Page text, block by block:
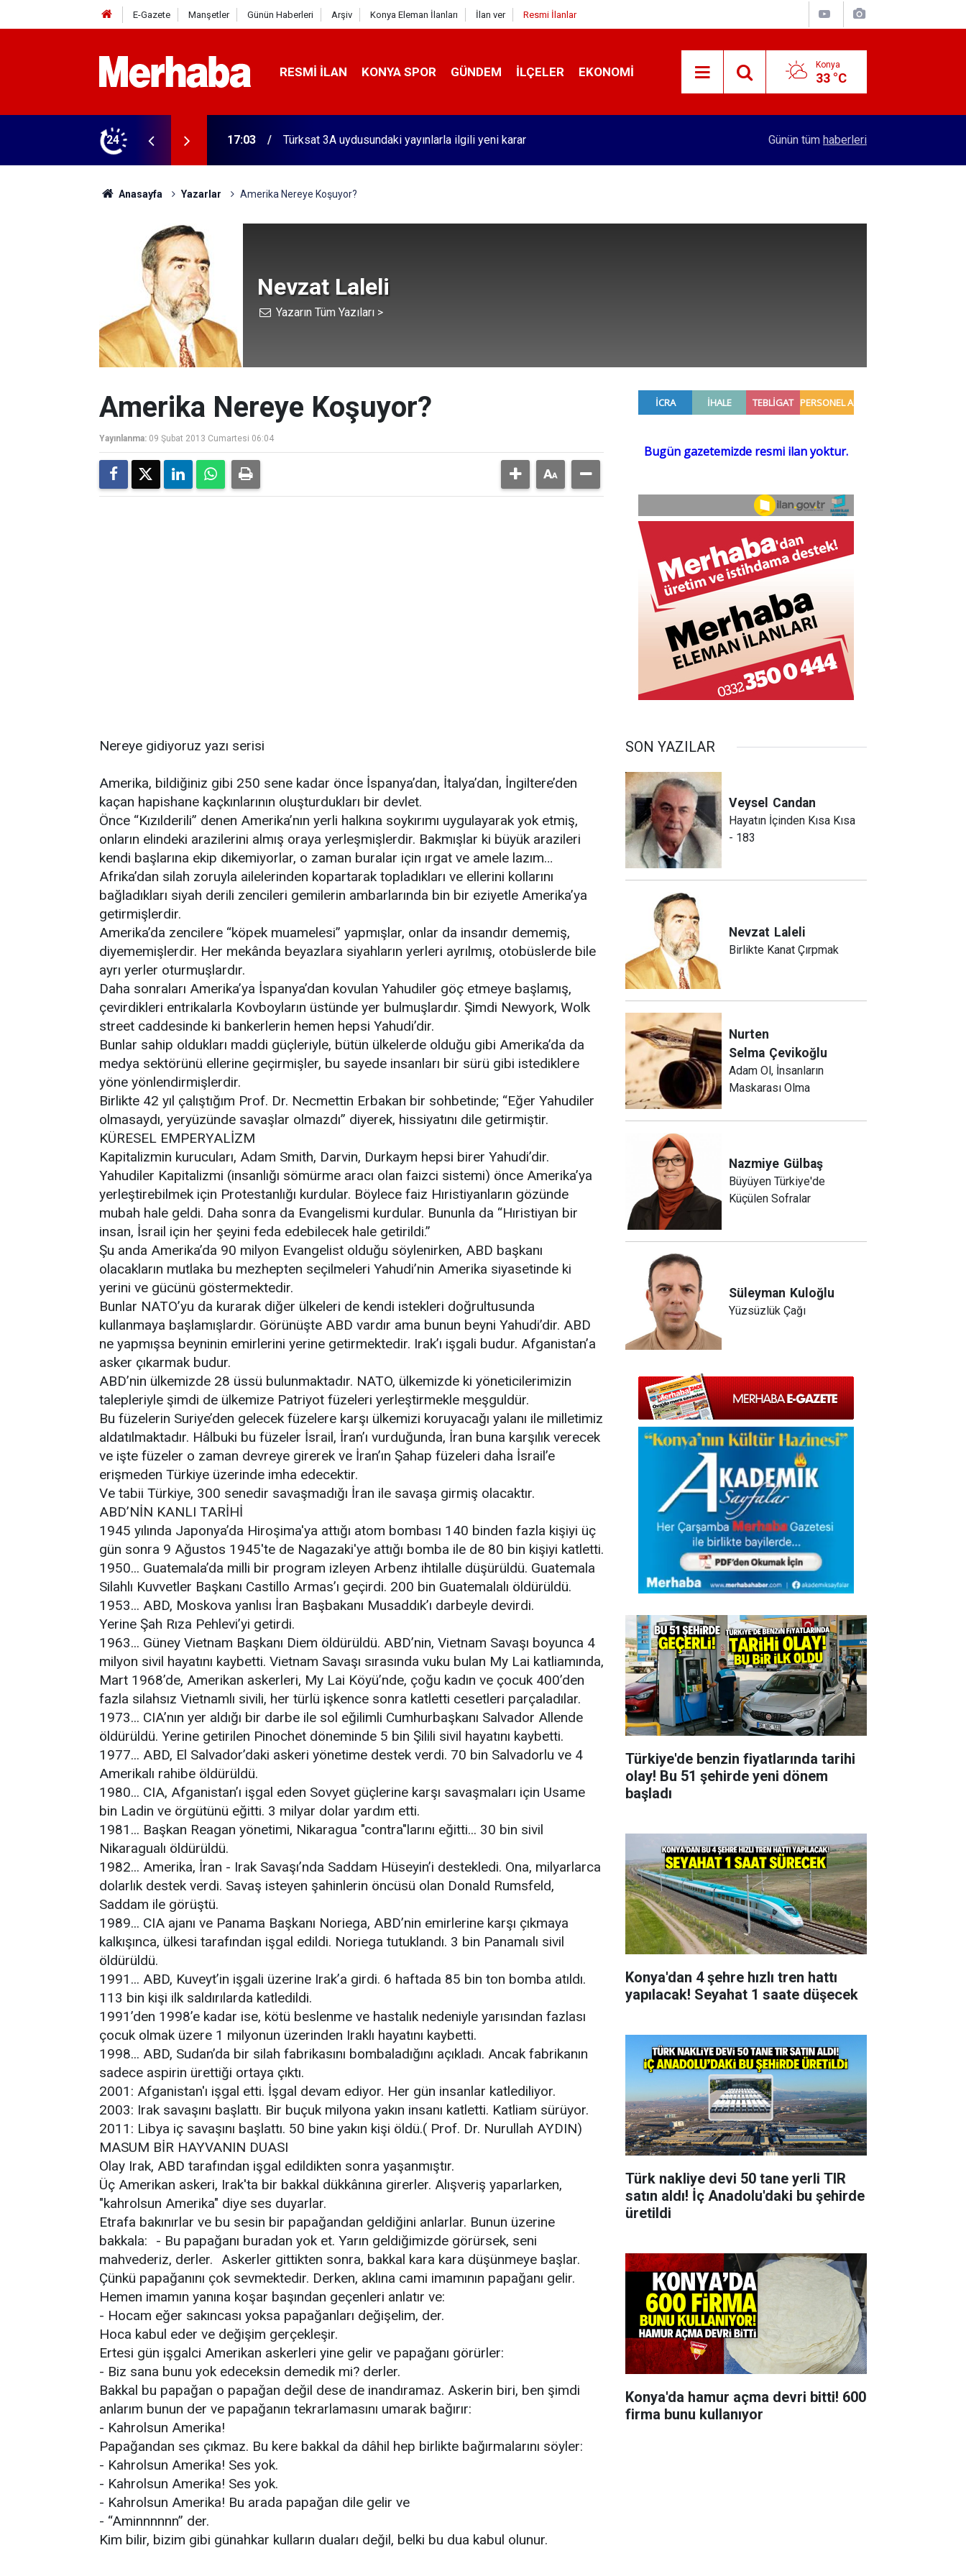
E-Gazete Manşetler Günün Haberleri Arşiv Konya Eleman İlanları İlan ver Resmi İlanlar
RESMI İLAN KONYA SPOR GÜNDEM İLÇELER EKONOMI Konya
33 °C
24 16:57 Türkiye'de benzin fiyatlarında tarihi olay! Bu 51 şehirde yeni dönem başladı Konya'dan 4 şehre hızlı tren hattı yapılacak!
Günün tüm haberleri
Anasayfa Yazarlar Amerika Nereye Koşuyor?
Nevzat Laleli
Yazarın Tüm Yazıları >
Amerika Nereye Koşuyor?
Yayınlanma: 09 Şubat 2013 Cumartesi 06:04
Nereye gidiyoruz yazı serisi
Amerika, bildiğiniz gibi 250 sene kadar önce İspanya’dan, İtalya’dan, İngiltere’den
kaçan hapishane kaçkınlarının oluşturdukları bir devlet.
Önce “Kızılderili” denen Amerika’nın yerli halkına soykırımı uygulayarak yok etmiş,
onların elindeki arazilerini almış oraya yerleşmişlerdir. Bakmışlar ki büyük arazileri
kendi başlarına ekip dikemiyorlar, o zaman buralar için ırgat ve amele lazım…
Afrika’dan silah zoruyla ailelerinden kopartarak topladıkları ve ellerini kollarını
bağladıkları siyah derili zencileri gemilerin ambarlarında bin bir eziyetle Amerika’ya
getirmişlerdir.
Amerika’da zencilere “köpek muamelesi” yapmışlar, onlar da insandır dememiş,
diyememişlerdir. Her mekânda beyazlara siyahların yerleri ayrılmış, otobüslerde bile
ayrı yerler oturmuşlardır.
Daha sonraları Amerika’ya İspanya’dan kovulan Yahudiler göç etmeye başlamış,
çevirdikleri entrikalarla Kovboyların üstünde yer bulmuşlardır. Şimdi Newyork, Wolk
street caddesinde ki bankerlerin hemen hepsi Yahudi’dir.
Bunlar sahip oldukları maddi güçleriyle, bütün ülkelerde olduğu gibi Amerika’da da
medya sektörünü ellerine geçirmişler, bu sayede insanları bir sürü gibi istediklere
yöne yönlendirmişlerdir.
Birlikte 42 yıl çalıştığım Prof. Dr. Necmettin Erbakan bir sohbetinde; “Eğer Yahudiler
olmasaydı, yeryüzünde savaşlar olmazdı” diyerek, hissiyatını dile getirmiştir.
KÜRESEL EMPERYALİZM
Kapitalizmin kurucuları, Adam Smith, Darvin, Durkaym hepsi birer Yahudi’dir.
Yahudiler Kapitalizmi (insanlığı sömürme aracı olan faizci sistemi) önce Amerika’ya
yerleştirebilmek için Protestanlığı kurdular. Böylece faiz Hıristiyanların gözünde
mubah hale geldi. Daha sonra da Evangelismi kurdular. Bununla da “Hıristiyan bir
insan, İsrail için her şeyini feda edebilecek hale getirildi.”
Şu anda Amerika’da 90 milyon Evangelist olduğu söylenirken, ABD başkanı
olacakların mutlaka bu mezhepten seçilmeleri Yahudi’nin Amerika siyasetinde ki
yerini ve gücünü göstermektedir.
Bunlar NATO’yu da kurarak diğer ülkeleri de kendi istekleri doğrultusunda
kullanmaya başlamışlardır. Görünüşte ABD vardır ama bunun beyni Yahudi’dir. ABD
ne yapmışsa beyninin emirlerini yerine getirmektedir. Irak’ı işgali budur. Afganistan’a
asker çıkarmak budur.
ABD’nin ülkemizde 28 üssü bulunmaktadır. NATO, ülkemizde ki yöneticilerimizin
talepleriyle şimdi de ülkemize Patriyot füzeleri yerleştirmekle meşguldür.
Bu füzelerin Suriye’den gelecek füzelere karşı ülkemizi koruyacağı yalanı ile milletimiz
aldatılmaktadır. Hâlbuki bu füzeler İsrail, İran’ı vurduğunda, İran buna karşılık verecek
ve işte füzeler o zaman devreye girerek ve İran’ın Şahap füzeleri daha İsrail’e
erişmeden Türkiye üzerinde imha edecektir.
Ve tabii Türkiye, 300 senedir savaşmadığı İran ile savaşa girmiş olacaktır.
ABD’NİN KANLI TARİHİ
1945 yılında Japonya’da Hiroşima'ya attığı atom bombası 140 binden fazla kişiyi üç
gün sonra 9 Ağustos 1945'te de Nagazaki'ye attığı bomba ile de 80 bin kişiyi katletti.
1950... Guatemala’da milli bir program izleyen Arbenz ihtilalle düşürüldü. Guatemala
Silahlı Kuvvetler Başkanı Castillo Armas’ı geçirdi. 200 bin Guatemalalı öldürüldü.
1953... ABD, Moskova yanlısı İran Başbakanı Musaddık’ı darbeyle devirdi.
Yerine Şah Rıza Pehlevi’yi getirdi.
1963... Güney Vietnam Başkanı Diem öldürüldü. ABD’nin, Vietnam Savaşı boyunca 4
milyon sivil hayatını kaybetti. Vietnam Savaşı sırasında vuku bulan My Lai katliamında,
Mart 1968’de, Amerikan askerleri, My Lai Köyü’nde, çoğu kadın ve çocuk 400’den
fazla silahsız Vietnamlı sivili, her türlü işkence sonra katletti cesetleri parçaladılar.
1973... CIA’nın yer aldığı bir darbe ile sol eğilimli Cumhurbaşkanı Salvador Allende
öldürüldü. Yerine getirilen Pinochet döneminde 5 bin Şilili sivil hayatını kaybetti.
1977... ABD, El Salvador’daki askeri yönetime destek verdi. 70 bin Salvadorlu ve 4
Amerikalı rahibe öldürüldü.
1980... CIA, Afganistan’ı işgal eden Sovyet güçlerine karşı savaşmaları için Usame
bin Ladin ve örgütünü eğitti. 3 milyar dolar yardım etti.
1981... Başkan Reagan yönetimi, Nikaragua "contra"larını eğitti... 30 bin sivil
Nikaragualı öldürüldü.
1982... Amerika, İran - Irak Savaşı’nda Saddam Hüseyin’i destekledi. Ona, milyarlarca
dolarlık destek verdi. Savaş isteyen şahinlerin öncüsü olan Donald Rumsfeld,
Saddam ile görüştü.
1989... CIA ajanı ve Panama Başkanı Noriega, ABD’nin emirlerine karşı çıkmaya
kalkışınca, ülkesi tarafından işgal edildi. Noriega tutuklandı. 3 bin Panamalı sivil
öldürüldü.
1991... ABD, Kuveyt’in işgali üzerine Irak’a girdi. 6 haftada 85 bin ton bomba atıldı.
113 bin kişi ilk saldırılarda katledildi.
1991’den 1998’e kadar ise, kötü beslenme ve hastalık nedeniyle yarısından fazlası
çocuk olmak üzere 1 milyonun üzerinden Iraklı hayatını kaybetti.
1998... ABD, Sudan’da bir silah fabrikasını bombaladığını açıkladı. Ancak fabrikanın
sadece aspirin ürettiği ortaya çıktı.
2001: Afganistan'ı işgal etti. İşgal devam ediyor. Her gün insanlar katlediliyor.
2003: Irak savaşını başlattı. Bir buçuk milyona yakın insanı katletti. Katliam sürüyor.
2011: Libya iç savaşını başlattı. 50 bine yakın kişi öldü.( Prof. Dr. Nurullah AYDIN)
MASUM BİR HAYVANIN DUASI
Olay Irak, ABD tarafından işgal edildikten sonra yaşanmıştır.
Üç Amerikan askeri, Irak'ta bir bakkal dükkânına girerler. Alışveriş yaparlarken,
"kahrolsun Amerika" diye ses duyarlar.
Etrafa bakınırlar ve bu sesin bir papağandan geldiğini anlarlar. Bunun üzerine
bakkala: - Bu papağanı buradan yok et. Yarın geldiğimizde görürsek, seni
mahvederiz, derler. Askerler gittikten sonra, bakkal kara kara düşünmeye başlar.
Çünkü papağanını çok sevmektedir. Derken, aklına cami imamının papağanı gelir.
Hemen imamın yanına koşar başından geçenleri anlatır ve:
- Hocam eğer sakıncası yoksa papağanları değişelim, der.
Hoca kabul eder ve değişim gerçekleşir.
Ertesi gün işgalci Amerikan askerleri yine gelir ve papağanı görürler:
- Biz sana bunu yok edeceksin demedik mi? derler.
Bakkal bu papağan o papağan değil dese de inandıramaz. Askerin biri, ben şimdi
anlarım bunun der ve papağanın tekrarlamasını umarak bağırır:
- Kahrolsun Amerika!
Papağandan ses çıkmaz. Bu kere bakkal da dâhil hep birlikte bağırmalarını söyler:
- Kahrolsun Amerika! Ses yok.
- Kahrolsun Amerika! Ses yok.
- Kahrolsun Amerika! Bu arada papağan dile gelir ve
- “Aminnnnnn” der.
Kim bilir, bizim gibi günahkar kulların duaları değil, belki bu dua kabul olunur.
SON YAZILAR
Veysel Candan
Hayatın İçinden Kısa Kısa
- 183
Nevzat Laleli
Birlikte Kanat Çırpmak
Nurten
Selma Çevikoğlu
Adam Ol, İnsanların
Maskarası Olma
Nazmiye Gülbaş
Büyüyen Türkiye'de
Küçülen Sofralar
Süleyman Kuloğlu
Yüzsüzlük Çağı
Türkiye'de benzin fiyatlarında tarihi
olay! Bu 51 şehirde yeni dönem
başladı
Konya'dan 4 şehre hızlı tren hattı
yapılacak! Seyahat 1 saate düşecek
Türk nakliye devi 50 tane yerli TIR
satın aldı! İç Anadolu'daki bu şehirde
üretildi
Konya'da hamur açma devri bitti! 600
firma bunu kullanıyor